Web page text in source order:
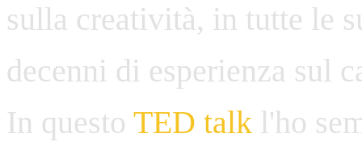
sulla creatività, in tutte le
decenni di esperienza sul
In questo TED talk l'ho